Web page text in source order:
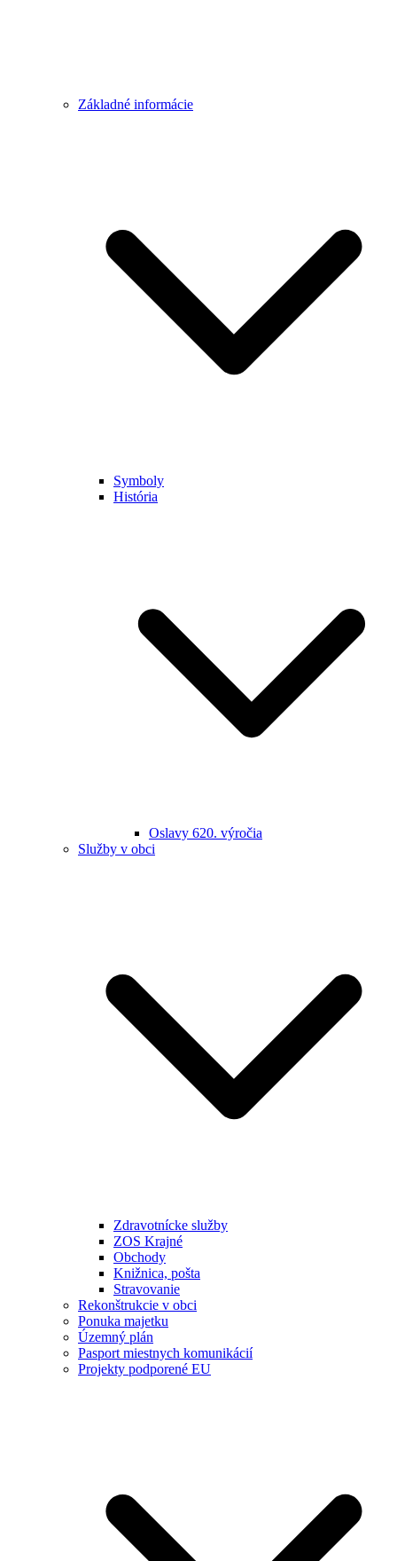
Základné informácie
Symboly
História
Oslavy 620. výročia
Služby v obci
Zdravotnícke služby
ZOS Krajné
Obchody
Knižnica, pošta
Stravovanie
Rekonštrukcie v obci
Ponuka majetku
Územný plán
Pasport miestnych komunikácií
Projekty podporené EU